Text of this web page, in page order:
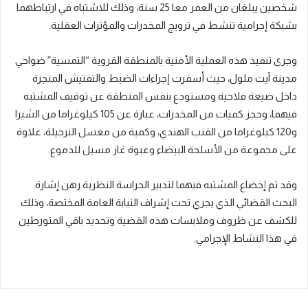
شخصين يبلغان من العمر معا 25 سنة، وذلك للاشتباه في ارتباطهما
بشبكة إجرامية تنشط في ترويج المخدرات والمؤثرات العقلية.
وجرى تنفيذ هذه العملية الأمنية بالمنطقة القروية “التمسية” ضواحي
مدينة آيت ملول، حيث أسفرت إجراءات الضبط والتفتيش المنجزة
داخل ضيعة فلاحية ومستودع بنفس المنطقة عن توقيف المشتبه
فيهما، وحجز كميات من المخدرات، عبارة عن 105 كيلوغراما من الشيرا
و120 كيلوغراما من القنب الهندي، وكمية من معسل النرجيلة، علاوة
على مجموعة من الأسلحة البيضاء وعبوة غاز مسيل للدموع.
وقد تم إخضاع المشتبه فيهما لتدبير الحراسة النظرية رهن إشارة
البحث القضائي الذي يجري تحت إشراف النيابة العامة المختصة، وذلك
للكشف عن ظروف وملابسات هذه القضية وتحديد باقي المتورطين
في هذا النشاط الإجرامي.